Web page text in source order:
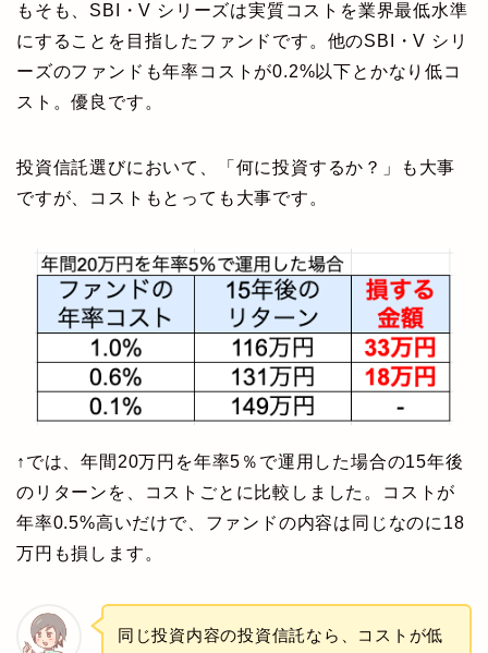
もそも、SBI・V シリーズは実質コストを業界最低水準
にすることを目指したファンドです。他のSBI・V シリ
ーズのファンドも年率コストが0.2%以下とかなり低コ
スト。優良です。
投資信託選びにおいて、「何に投資するか？」も大事
ですが、コストもとっても大事です。
↑では、年間20万円を年率5％で運用した場合の15年後
のリターンを、コストごとに比較しました。コストが
年率0.5%高いだけで、ファンドの内容は同じなのに18
万円も損します。
同じ投資内容の投資信託なら、コストが低